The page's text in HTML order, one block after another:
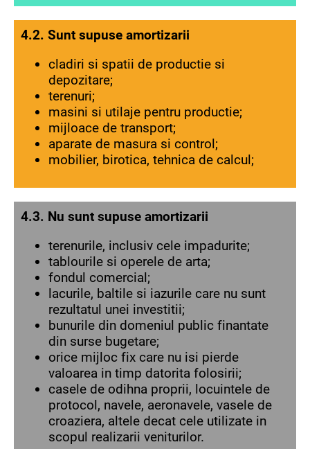
4.2. Sunt supuse amortizarii
cladiri si spatii de productie si
depozitare;
terenuri;
masini si utilaje pentru productie;
mijloace de transport;
aparate de masura si control;
mobilier, birotica, tehnica de calcul;
4.3. Nu sunt supuse amortizarii
terenurile, inclusiv cele impadurite;
tablourile si operele de arta;
fondul comercial;
lacurile, baltile si iazurile care nu sunt
rezultatul unei investitii;
bunurile din domeniul public finantate
din surse bugetare;
orice mijloc fix care nu isi pierde
valoarea in timp datorita folosirii;
casele de odihna proprii, locuintele de
protocol, navele, aeronavele, vasele de
croaziera, altele decat cele utilizate in
scopul realizarii veniturilor.